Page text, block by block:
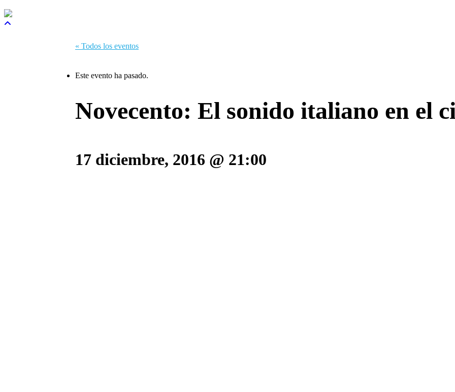
« Todos los eventos
Este evento ha pasado.
Novecento: El sonido italiano en el
17 diciembre, 2016 @ 21:00